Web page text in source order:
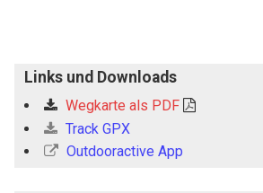
Links und Downloads
Wegkarte als PDF
Track GPX
Outdooractive App